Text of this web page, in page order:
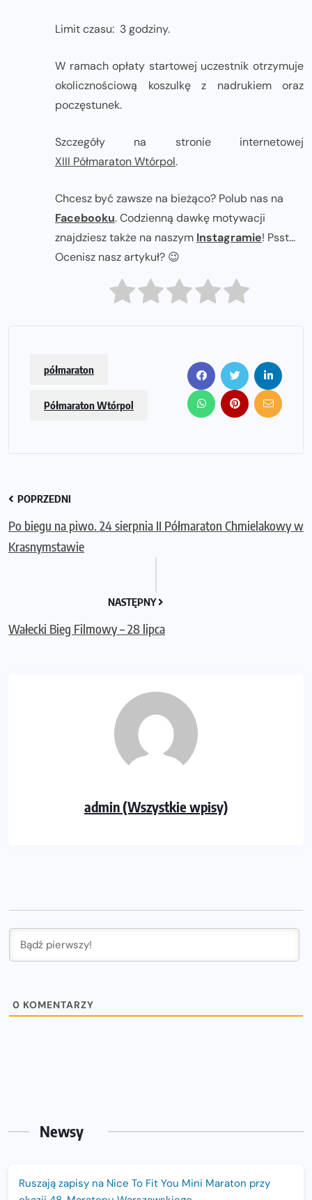
Limit czasu: 3 godziny.
W ramach opłaty startowej uczestnik otrzymuje
okolicznościową koszulkę z nadrukiem oraz
poczęstunek.
Szczegóły na stronie internetowej
XIII Półmaraton Wtórpol.
Chcesz być zawsze na bieżąco? Polub nas na
Facebooku. Codzienną dawkę motywacji
znajdziesz także na naszym Instagramie! Psst...
Ocenisz nasz artykuł? 😉
półmaraton
Półmaraton Wtórpol
POPRZEDNI
Po biegu na piwo. 24 sierpnia II Półmaraton Chmielakowy w
Krasnymstawie
NASTĘPNY
Wałecki Bieg Filmowy – 28 lipca
admin (Wszystkie wpisy)
0 KOMENTARZY
Newsy
Ruszają zapisy na Nice To Fit You Mini Maraton przy